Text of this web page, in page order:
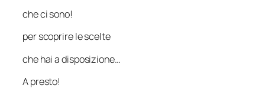
che ci sono!
per scoprire le scelte
che hai a disposizione…
A presto!